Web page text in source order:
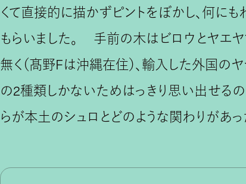
くて直接的に描かずピントをぼかし、何に
もらいました。 手前の木はビロウとヤエ
無く（髙野Fは沖縄在住）、輸入した外国の
の2種類しかないためはっきり思い出せるの
らが本土のシュロとどのような関わりがあ